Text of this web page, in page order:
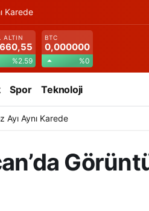
Karede
ALTIN
%2.59
BTC
0,000000
%0
Spor Teknoloji
Ayı Aynı Karede